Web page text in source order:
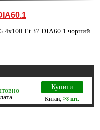
4х100 Et 37 DIA60.1 чорний
Купити
Китай >8 шт.